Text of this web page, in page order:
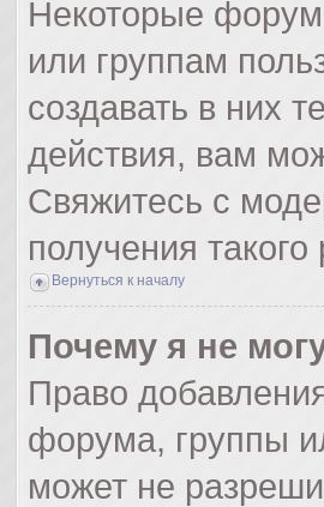
Некоторые
или группам
создавать в них
действия, вам
Свяжитесь с
получения
Вернуться к началу
Почему я не
Право
форума, группы
может не